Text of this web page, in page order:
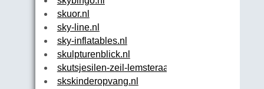
skuor.nl
sky-line.nl
sky-inflatables.nl
skulpturenblick.nl
skutsjesilen-zeil-lemsteraak-arrangement-
skskinderopvang.nl